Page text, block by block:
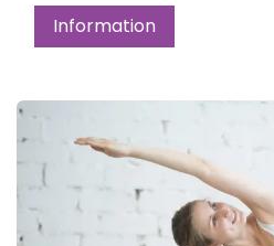
Information